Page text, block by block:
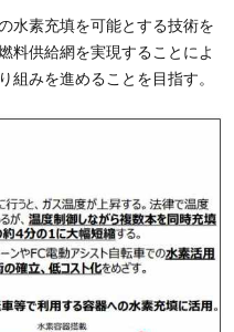
水素充填を可能とする技術を
料供給網を実現することによ
組みを進めることを目指す。